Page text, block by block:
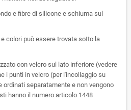
e fibre di silicone e schiuma sul
colori può essere trovata sotto la
con velcro sul lato inferiore (vedere
i punti in velcro (per l'incollaggio su
separatamente e non vengono
hanno il numero articolo 1448